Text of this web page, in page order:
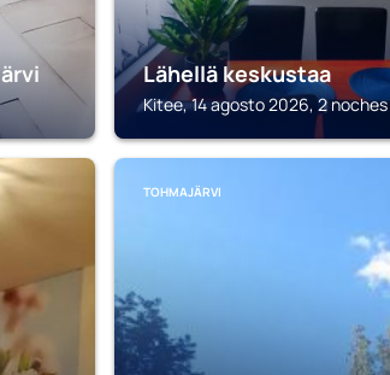
Lähellä keskustaa
Kitee, 14 agosto 2026, 2 noches
TOHMAJÄRVI